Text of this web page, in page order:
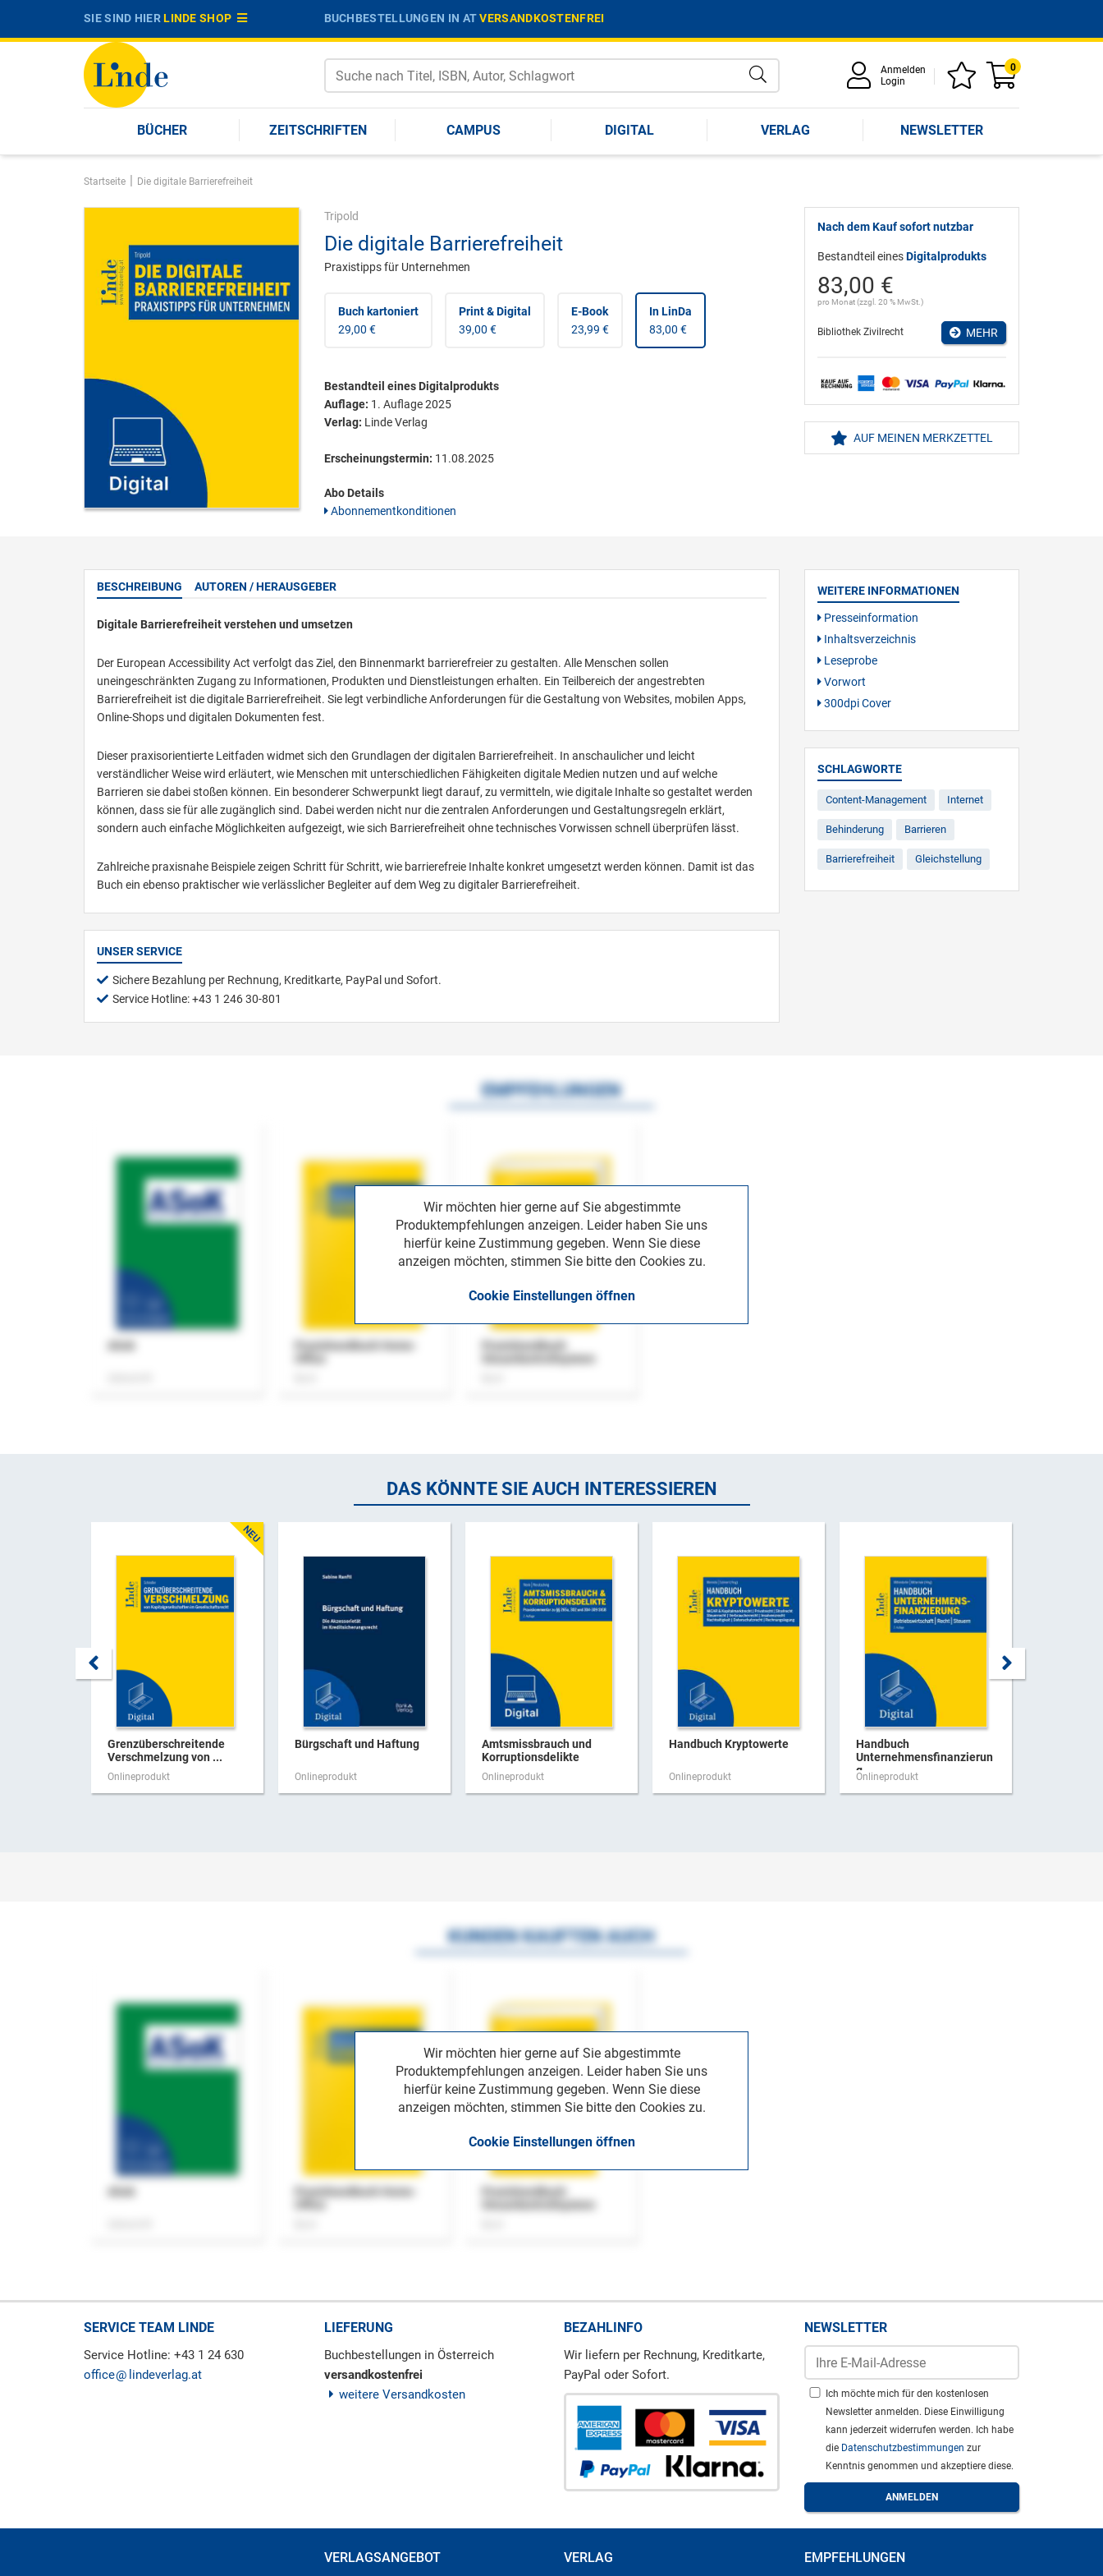
SIE SIND HIERLINDE SHOP BUCHBESTELLUNGEN IN ATVERSANDKOSTENFREI
Anmelden
Login
0
BÜCHER ZEITSCHRIFTEN CAMPUS DIGITAL VERLAG NEWSLETTER
Startseite | Die digitale Barrierefreiheit
Tripold
Die digitale Barrierefreiheit
Praxistipps für Unternehmen
Buch kartoniert
29,00 €
Print & Digital
39,00 €
E-Book
23,99 €
In LinDa
83,00 €
Bestandteil eines Digitalprodukts
Auflage: 1. Auflage 2025
Verlag: Linde Verlag
Erscheinungstermin: 11.08.2025
Abo Details
Abonnementkonditionen
Nach dem Kauf sofort nutzbar
Bestandteil einesDigitalprodukts
83,00 €
pro Monat (zzgl. 20 % MwSt.)
Bibliothek Zivilrecht MEHR
AUF MEINEN MERKZETTEL
BESCHREIBUNG AUTOREN / HERAUSGEBER
Digitale Barrierefreiheit verstehen und umsetzen
Der European Accessibility Act verfolgt das Ziel, den Binnenmarkt barrierefreier zu gestalten. Alle Menschen sollen
uneingeschränkten Zugang zu Informationen, Produkten und Dienstleistungen erhalten. Ein Teilbereich der angestrebten
Barrierefreiheit ist die digitale Barrierefreiheit. Sie legt verbindliche Anforderungen für die Gestaltung von Websites, mobilen Apps,
Online-Shops und digitalen Dokumenten fest.
Dieser praxisorientierte Leitfaden widmet sich den Grundlagen der digitalen Barrierefreiheit. In anschaulicher und leicht
verständlicher Weise wird erläutert, wie Menschen mit unterschiedlichen Fähigkeiten digitale Medien nutzen und auf welche
Barrieren sie dabei stoßen können. Ein besonderer Schwerpunkt liegt darauf, zu vermitteln, wie digitale Inhalte so gestaltet werden
können, dass sie für alle zugänglich sind. Dabei werden nicht nur die zentralen Anforderungen und Gestaltungsregeln erklärt,
sondern auch einfache Möglichkeiten aufgezeigt, wie sich Barrierefreiheit ohne technisches Vorwissen schnell überprüfen lässt.
Zahlreiche praxisnahe Beispiele zeigen Schritt für Schritt, wie barrierefreie Inhalte konkret umgesetzt werden können. Damit ist das
Buch ein ebenso praktischer wie verlässlicher Begleiter auf dem Weg zu digitaler Barrierefreiheit.
UNSER SERVICE
Sichere Bezahlung per Rechnung, Kreditkarte, PayPal und Sofort.
Service Hotline: +43 1 246 30-801
WEITERE INFORMATIONEN
Presseinformation
Inhaltsverzeichnis
Leseprobe
Vorwort
300dpi Cover
SCHLAGWORTE
Content-Management Internet
Behinderung Barrieren
Barrierefreiheit Gleichstellung
Wir möchten hier gerne auf Sie abgestimmte
Produktempfehlungen anzeigen. Leider haben Sie uns
hierfür keine Zustimmung gegeben. Wenn Sie diese
anzeigen möchten, stimmen Sie bitte den Cookies zu.
Cookie Einstellungen öffnen
EMPFEHLUNGEN
Praxishandbuch Home-
Praxishandbuch
DAS KÖNNTE SIE AUCH INTERESSIEREN
Grenzüberschreitende
Verschmelzung von ...
Onlineprodukt
Bürgschaft und Haftung
Onlineprodukt
Amtsmissbrauch und
Korruptionsdelikte
Onlineprodukt
Handbuch Kryptowerte
Onlineprodukt
Handbuch
Unternehmensfinanzierun
g
Onlineprodukt
Wir möchten hier gerne auf Sie abgestimmte
Produktempfehlungen anzeigen. Leider haben Sie uns
hierfür keine Zustimmung gegeben. Wenn Sie diese
anzeigen möchten, stimmen Sie bitte den Cookies zu.
Cookie Einstellungen öffnen
KUNDEN KAUFTEN AUCH
Praxishandbuch Home-
Praxishandbuch
SERVICE TEAM LINDE
Service Hotline: +43 1 24 630
office
lindeverlag.at
LIEFERUNG
Buchbestellungen in Österreich
versandkostenfrei
weitere Versandkosten
BEZAHLINFO
Wir liefern per Rechnung, Kreditkarte,
PayPal oder Sofort.
NEWSLETTER
Ich möchte mich für den kostenlosen
Newsletter anmelden. Diese Einwilligung
kann jederzeit widerrufen werden. Ich habe
die Datenschutzbestimmungen zur
Kenntnis genommen und akzeptiere diese.
VERLAGSANGEBOT VERLAG EMPFEHLUNGEN